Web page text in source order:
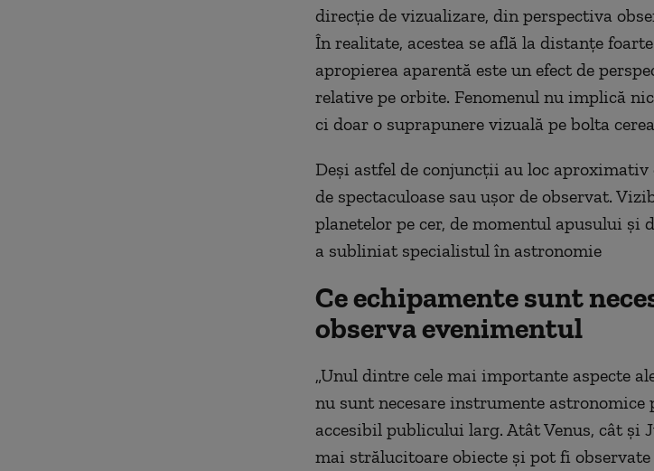
direcție de vizualizare, din perspectiva
În realitate, acestea se află la distanțe
apropierea aparentă este un efect de
relative pe orbite. Fenomenul nu implică
ci doar o suprapunere vizuală pe bolta
Deși astfel de conjuncții au loc aproximativ
de spectaculoase sau ușor de observat.
planetelor pe cer, de momentul apusului și
a subliniat specialistul în astronomie
Ce echipamente sunt
observa evenimentul
„Unul dintre cele mai importante aspecte
nu sunt necesare instrumente astronomice
accesibil publicului larg. Atât Venus, cât și
mai strălucitoare obiecte și pot fi